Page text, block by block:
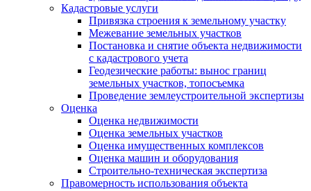
Кадастровые услуги
Привязка строения к земельному участку
Межевание земельных участков
Постановка и снятие объекта недвижимости
с кадастрового учета
Геодезические работы: вынос границ
земельных участков, топосъемка
Проведение землеустроительной экспертизы
Оценка
Оценка недвижимости
Оценка земельных участков
Оценка имущественных комплексов
Оценка машин и оборудования
Строительно-техническая экспертиза
Правомерность использования объекта